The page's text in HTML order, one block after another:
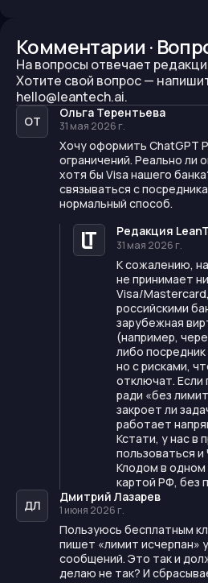
Комментарии ·
На вопросы отвечает
Хотите свой вопрос —
hello@leantech.ai.
ОТ
Ольга Терентьева
31 мая 2026 г.
Хочу оформить ChatGPT
ограничений. Реально ли
хотя бы Visa нашего
связываться с
нормальный способ.
Редакция
31 мая 2026 г.
К сожалению,
не принимает
Visa/
российскими
зарубежная
(например,
либо
но с рисками,
отключат. Если
ради «без
закроет ли
работает
Кстати, у нас в
пользоваться
Клодом в одном
картой РФ, без
ДЛ
Дмитрий Лазарев
1 июня 2026 г.
Пользуюсь бесплатным
пишет «лимит исчерпан»
сообщений. Это так и
делаю не так? И